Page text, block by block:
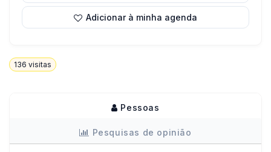
Adicionar à minha agenda
136 visitas
Pessoas
Pesquisas de opinião